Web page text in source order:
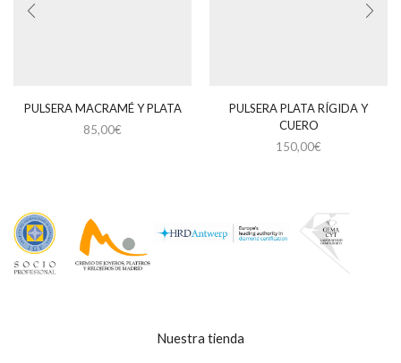
PULSERA MACRAMÉ Y PLATA
85,00€
PULSERA PLATA RÍGIDA Y
CUERO
150,00€
Nuestra tienda